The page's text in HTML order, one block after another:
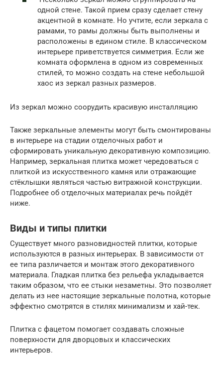
одной стене. Такой прием сразу сделает стену
акцентной в комнате. Но учтите, если зеркала с
рамами, то рамы должны быть выполнены и
расположены в едином стиле. В классическом
интерьере приветствуется симметрия. Если же
комната оформлена в одном из современных
стилей, то можно создать на стене небольшой
хаос из зеркал разных размеров.
Из зеркал можно соорудить красивую инсталляцию
Также зеркальные элементы могут быть смонтированы
в интерьере на стадии отделочных работ и
сформировать уникальную декоративную композицию.
Например, зеркальная плитка может чередоваться с
плиткой из искусственного камня или отражающие
стёклышки являться частью витражной конструкции.
Подробнее об отделочных материалах речь пойдёт
ниже.
Виды и типы плитки
Существует много разновидностей плитки, которые
используются в разных интерьерах. В зависимости от
ее типа различается и монтаж этого декоративного
материала. Гладкая плитка без рельефа укладывается
таким образом, что ее стыки незаметны. Это позволяет
делать из нее настоящие зеркальные полотна, которые
эффектно смотрятся в стилях минимализм и хай-тек.
Плитка с фацетом помогает создавать сложные
поверхности для дворцовых и классических
интерьеров.